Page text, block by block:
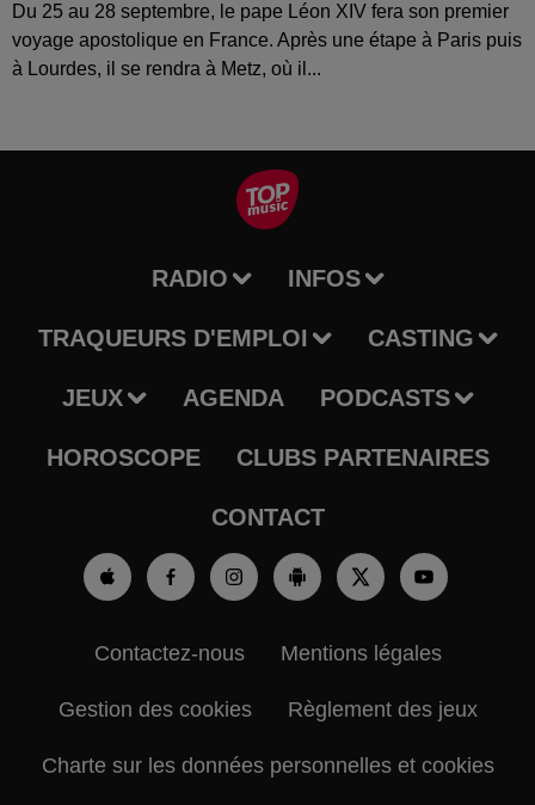
Du 25 au 28 septembre, le pape Léon XIV fera son premier
voyage apostolique en France. Après une étape à Paris puis
à Lourdes, il se rendra à Metz, où il...
RADIO INFOS
TRAQUEURS D'EMPLOI CASTING
JEUX AGENDA PODCASTS
HOROSCOPE CLUBS PARTENAIRES
CONTACT
Contactez-nous Mentions légales
Gestion des cookies Règlement des jeux
Charte sur les données personnelles et cookies